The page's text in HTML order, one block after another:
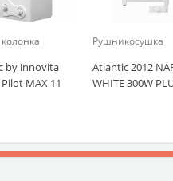
by innovita
MAX 11
Рушникосушка
Atlantic 2012
WHITE 300W